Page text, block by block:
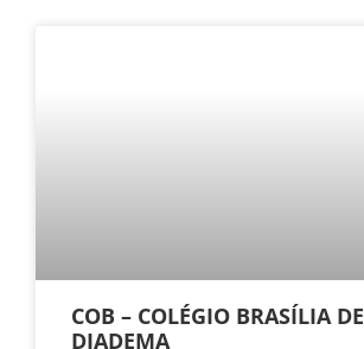
COB – COLÉGIO BRASÍLIA DE
DIADEMA